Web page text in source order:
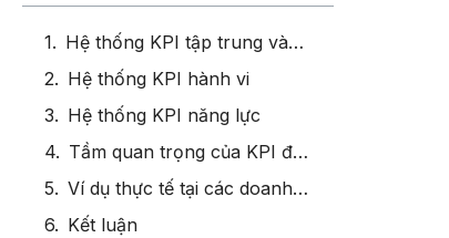
Hệ thống KPI tập trung vào đầu ra
Hệ thống KPI hành vi
Hệ thống KPI năng lực
Tầm quan trọng của KPI đối với bộ phận Nhân sự
Ví dụ thực tế tại các doanh nghiệp hàng đầu
Kết luận